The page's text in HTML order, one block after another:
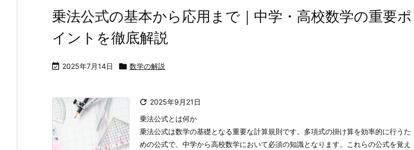
乗法公式の基本から応用まで｜中学・高校数学の重要ポ
イントを徹底解説
 2025年7月14日  数学の解説
 2025年9月21日
乗法公式とは何か
乗法公式は数学の基礎となる重要な計算規則です。多項式の掛け算を効率的に行うた
めの公式で、中学から高校数学において必須の知識となります。これらの公式を覚え